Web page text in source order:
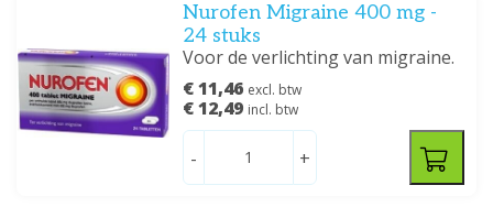
Nurofen Migraine 400 mg -
24 stuks
Voor de verlichting van migraine.
€ 11,46 excl. btw
€ 12,49 incl. btw
- +